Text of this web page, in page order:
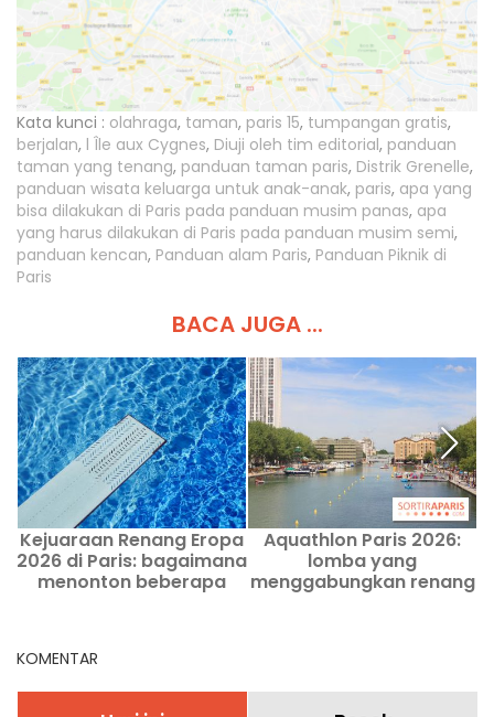
Kata kunci : olahraga, taman, paris 15, tumpangan gratis,
berjalan, l Île aux Cygnes, Diuji oleh tim editorial, panduan
taman yang tenang, panduan taman paris, Distrik Grenelle,
panduan wisata keluarga untuk anak-anak, paris, apa yang
bisa dilakukan di Paris pada panduan musim panas, apa
yang harus dilakukan di Paris pada panduan musim semi,
panduan kencan, Panduan alam Paris, Panduan Piknik di
Paris
BACA JUGA ...
Kejuaraan Renang Eropa
2026 di Paris: bagaimana
menonton beberapa
Aquathlon Paris 2026:
lomba yang
menggabungkan renang
KOMENTAR